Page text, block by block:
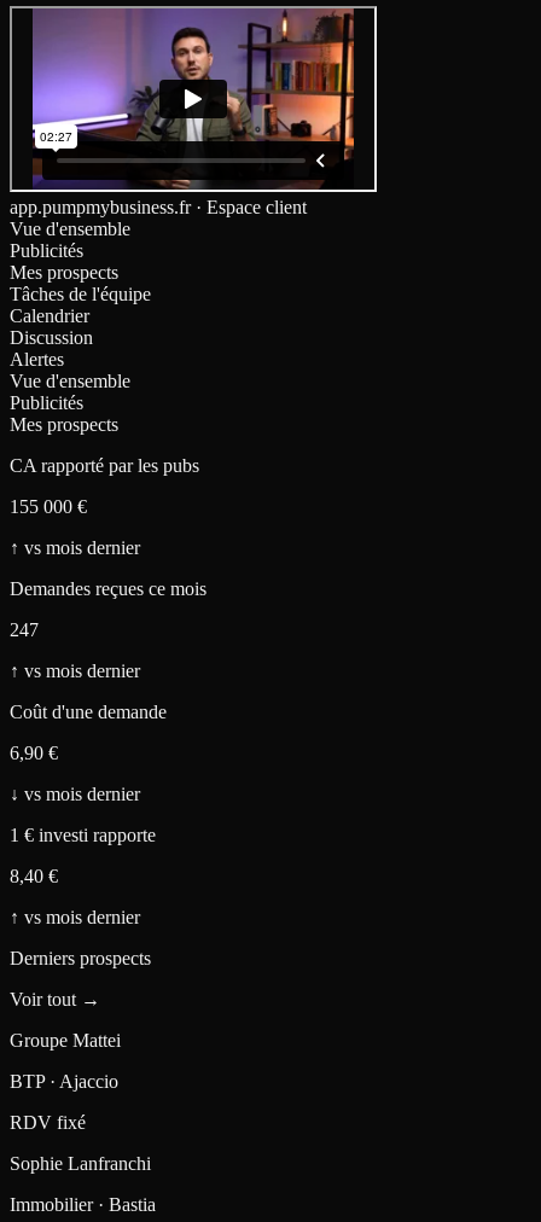
app.pumpmybusiness.fr · Espace client
Vue d'ensemble
Publicités
Mes prospects
Tâches de l'équipe
Calendrier
Discussion
Alertes
Vue d'ensemble
Publicités
Mes prospects
CA rapporté par les pubs
155 000 €
↑ vs mois dernier
Demandes reçues ce mois
247
↑ vs mois dernier
Coût d'une demande
6,90 €
↓ vs mois dernier
1 € investi rapporte
8,40 €
↑ vs mois dernier
Derniers prospects
Voir tout →
Groupe Mattei
BTP · Ajaccio
RDV fixé
Sophie Lanfranchi
Immobilier · Bastia